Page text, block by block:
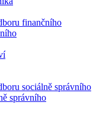
finančního
sociálně správního
správního